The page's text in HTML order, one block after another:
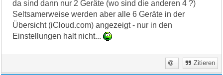
da sind dann nur 2 Geräte (wo sind die anderen 4 ?)
Seltsamerweise werden aber alle 6 Geräte in der
Übersicht (iCloud.com) angezeigt - nur in den
Einstellungen halt nicht...
Zitieren